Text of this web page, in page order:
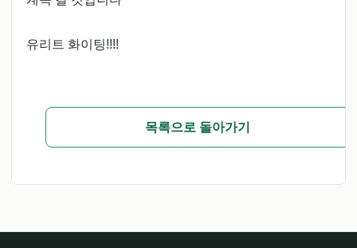
유리트 화이팅!!!!
목록으로 돌아가기